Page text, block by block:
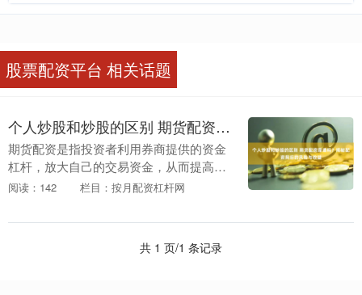
股票配资平台 相关话题
个人炒股和炒股的区别 期货配资靠谱吗？揭秘配资背后的风险与收益
期货配资是指投资者利用券商提供的资金
杠杆，放大自己的交易资金，从而提高收
益率。然而，配资背后也隐藏着巨大的风
的同时也放大风....
阅读：142 栏目：按月配资杠杆网
共 1 页/1 条记录